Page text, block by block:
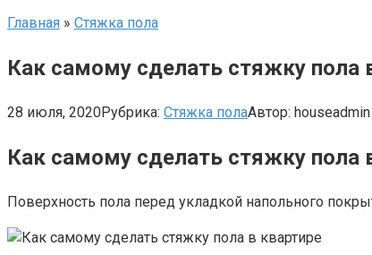
Главная » Стяжка пола
Как самому сделать стяжку
28 июля, 2020Рубрика: Стяжка полаАвтор: houseadmin
Как самому сделать стяжку пола
Поверхность пола перед укладкой напольного